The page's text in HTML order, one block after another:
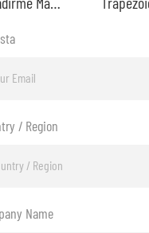
/ Region
Name